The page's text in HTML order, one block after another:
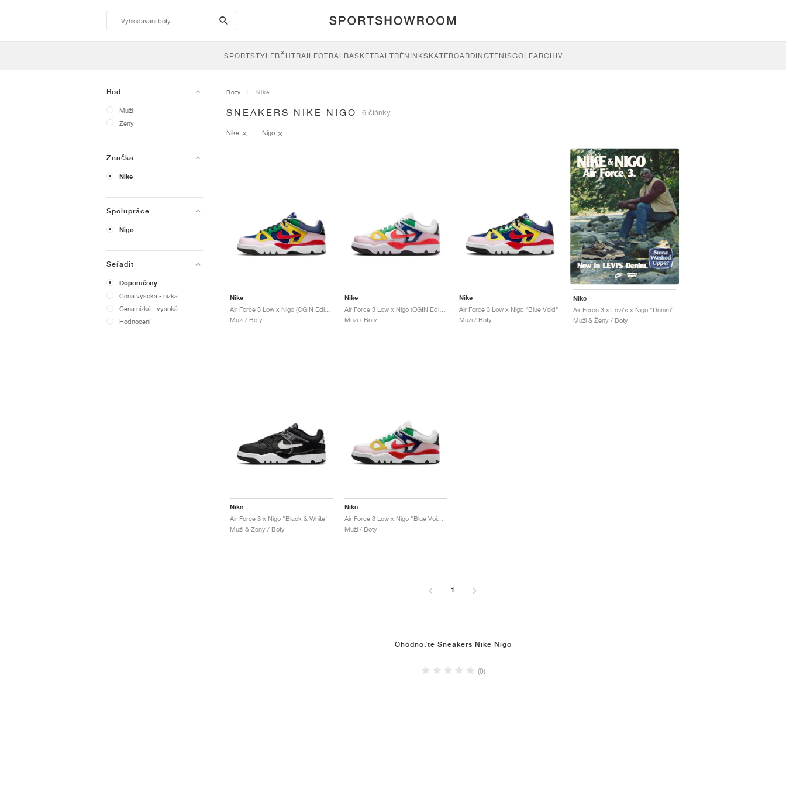
search-
btn
SPORTSTYLEBĚHTRAILFOTBALBASKETBALTRÉNINKSKATEBOARDINGTENISGOLFARCHIV
Rod
Muži
Ženy
Značka
Nike
Spolupráce
Nigo
Seřadit
Doporučený
Cena vysoká - nízká
Cena nízká - vysoká
Hodnocení
Boty Nike
SNEAKERS NIKE NIGO 6 články
Nike Nigo
Nike
Muži / Boty
Nike
Air Force 3 Low x Nigo (OGIN Edition) "White & Multi"
Muži / Boty
Nike
Air Force 3 Low x Nigo "Blue Void"
Muži / Boty
Nike
Air Force 3 x Levi's x Nigo "Denim"
Muži & Ženy / Boty
Nike
Air Force 3 x Nigo "Black & White"
Muži & Ženy / Boty
Nike
Air Force 3 Low x Nigo "Blue Void & Tour Yellow"
Muži / Boty
1
Ohodnoťte Sneakers Nike Nigo
(0)